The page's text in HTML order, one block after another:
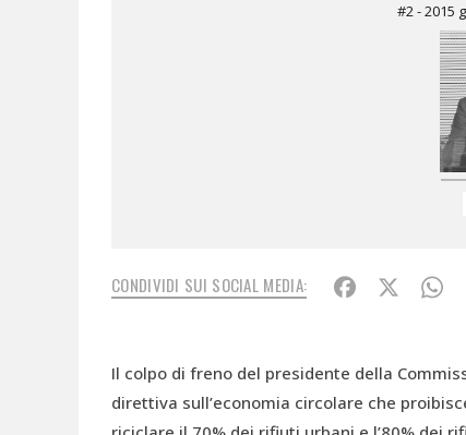
#2 - 2015
CONDIVIDI SUI SOCIAL MEDIA:
Il colpo di freno del presidente della
direttiva sull’economia circolare che